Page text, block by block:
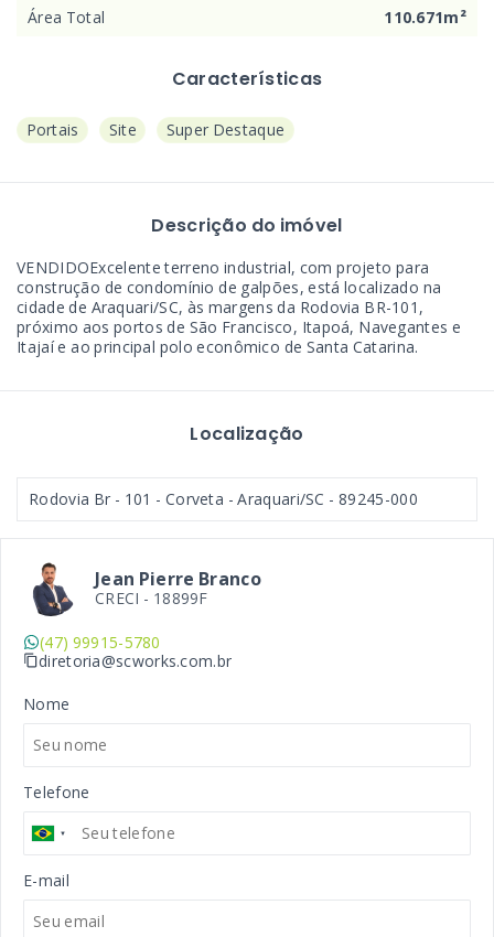
Características
Portais Site Super Destaque
Descrição do imóvel
VENDIDOExcelente terreno industrial, com projeto para
construção de condomínio de galpões, está localizado na
cidade de Araquari/SC, às margens da Rodovia BR-101,
próximo aos portos de São Francisco, Itapoá, Navegantes e
Itajaí e ao principal polo econômico de Santa Catarina.
Localização
Rodovia Br - 101 - Corveta - Araquari/SC - 89245-000
Área Total
110.671m²
Jean Pierre Branco
CRECI - 18899F
(47) 99915-5780
diretoria@scworks.com.br
Nome
Telefone
E-mail